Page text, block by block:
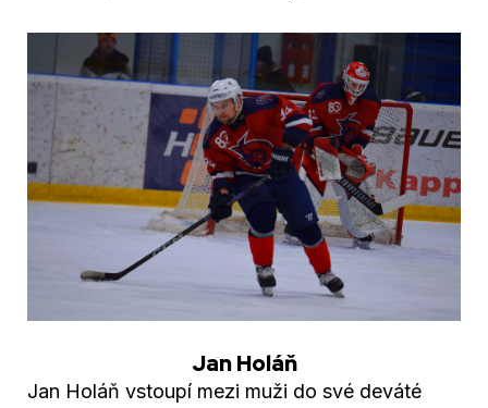
Jan Holáň
Jan Holáň vstoupí mezi muži do své deváté